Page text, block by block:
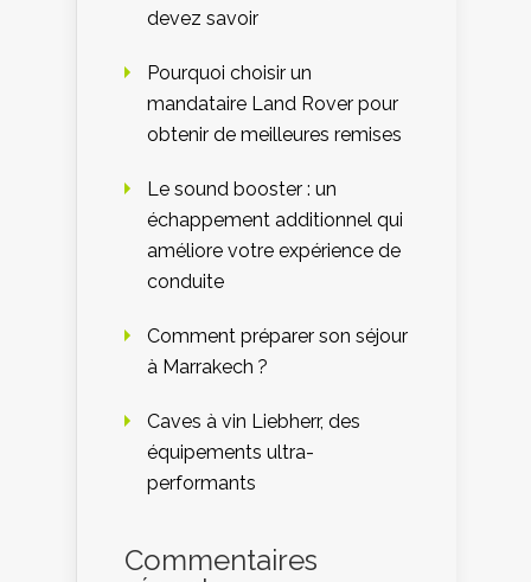
devez savoir
Pourquoi choisir un
mandataire Land Rover pour
obtenir de meilleures remises
Le sound booster : un
échappement additionnel qui
améliore votre expérience de
conduite
Comment préparer son séjour
à Marrakech ?
Caves à vin Liebherr, des
équipements ultra-
performants
Commentaires